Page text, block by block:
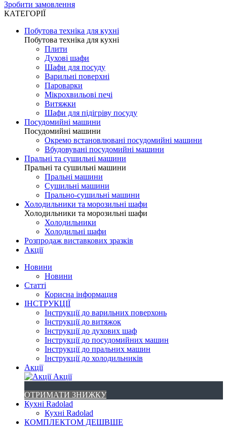
Зробити замовлення
КАТЕГОРІЇ
Побутова техніка для кухні
Побутова техніка для кухні
Плити
Духові шафи
Шафи для посуду
Варильні поверхні
Пароварки
Мікрохвильові печі
Витяжки
Шафи для підігріву посуду
Посудомийні машини
Посудомийні машини
Окремо встановлювані посудомийні машини
Вбудовувані посудомийні машини
Пральні та сушильні машини
Пральні та сушильні машини
Пральні машини
Сушильні машини
Прально-сушильні машини
Холодильники та морозильні шафи
Холодильники та морозильні шафи
Холодильники
Холодильні шафи
Розпродаж виставкових зразків
Акції
Новини
Новини
Статті
Корисна інформация
ІНСТРУКЦІЇ
Інструкції до варильних поверхонь
Інструкції до витяжок
Інструкції до духових шаф
Інструкції до посудомийних машин
Інструкції до пральних машин
Інструкції до холодильників
Акції
Акції
ОТРИМАТИ ЗНИЖКУ
Кухні Radolad
Кухні Radolad
КОМПЛЕКТОМ ДЕШВШЕ